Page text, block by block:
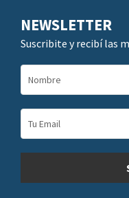
NEWSLETTER
Suscribite y recibí las